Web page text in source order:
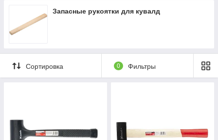
Запасные рукоятки для кувалд
Сортировка 0 Фильтры